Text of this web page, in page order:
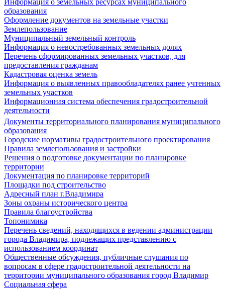
Информация о земельных ресурсах муниципального
образования
Оформление документов на земельные участки
Землепользование
Муниципальный земельный контроль
Информация о невостребованных земельных долях
Перечень сформированных земельных участков, для
предоставления гражданам
Кадастровая оценка земель
Информация о выявленных правообладателях ранее учтенных
земельных участков
Информационная система обеспечения градостроительной
деятельности
Документы территориального планирования муниципального
образования
Городские нормативы градостроительного проектирования
Правила землепользования и застройки
Решения о подготовке документации по планировке
территории
Документация по планировке территорий
Площадки под строительство
Адресный план г.Владимира
Зоны охраны исторического центра
Правила благоустройства
Топонимика
Перечень сведений, находящихся в ведении администрации
города Владимира, подлежащих представлению с
использованием координат
Общественные обсуждения, публичные слушания по
вопросам в сфере градостроительной деятельности на
территории муниципального образования город Владимир
Социальная сфера